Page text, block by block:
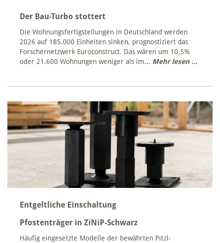
Der Bau-Turbo stottert
Die Wohnungsfertigstellungen in Deutschland werden
2026 auf 185.000 Einheiten sinken, prognostiziert das
Forschernetzwerk Euroconstruct. Das wären um 10,5%
oder 21.600 Wohnungen weniger als im... Mehr lesen ...
Entgeltliche Einschaltung
Pfostenträger in ZiNiP-Schwarz
Häufig eingesetzte Modelle der bewährten Pitzl-